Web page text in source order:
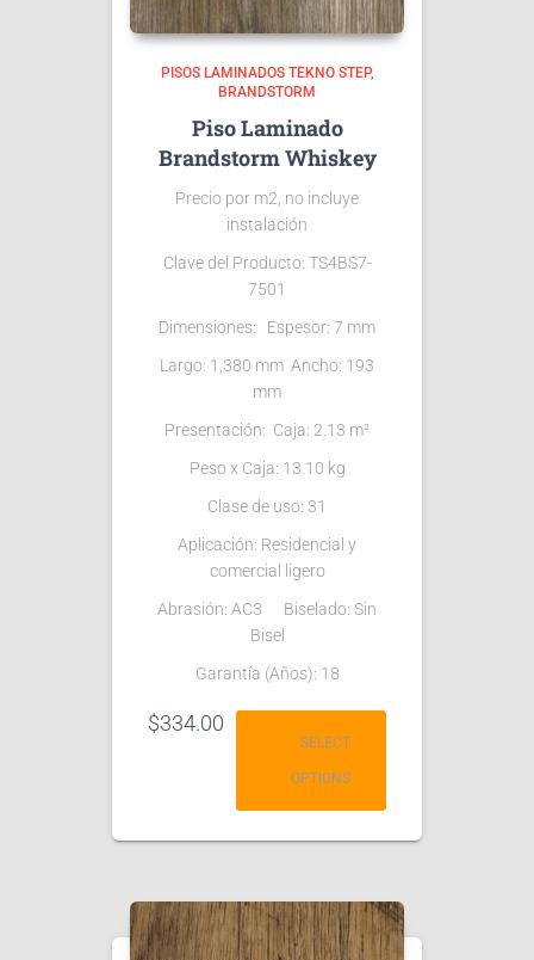
PISOS LAMINADOS TEKNO STEP
BRANDSTORM
Piso Laminado
Brandstorm Whiskey
Precio por m2, no incluye
instalación
Clave del Producto: TS4BS7-
7501
Dimensiones: Espesor: 7 mm
Largo: 1,380 mm Ancho: 193
mm
Presentación: Caja: 2.13 m²
Peso x Caja: 13.10 kg
Clase de uso: 31
Aplicación: Residencial y
comercial ligero
Abrasión: AC3 Biselado: Sin
Bisel
Garantía (Años): 18
$334.00
SELECT
OPTIONS